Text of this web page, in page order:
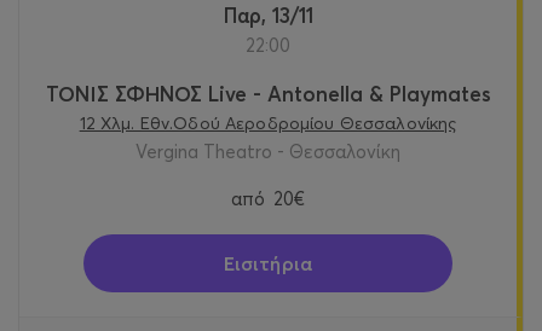
Παρ, 13/11
22:00
ΤΟΝΙΣ ΣΦΗΝΟΣ Live - Antonella & Playmates
12 Χλμ. Εθν.Οδού Αεροδρομίου Θεσσαλονίκης
Vergina Theatro - Θεσσαλονίκη
από 20€
Εισιτήρια